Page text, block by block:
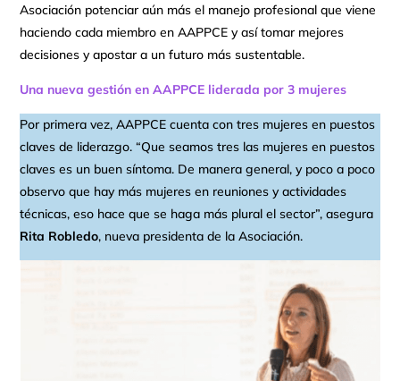
Asociación potenciar aún más el manejo profesional que viene
haciendo cada miembro en AAPPCE y así tomar mejores
decisiones y apostar a un futuro más sustentable.
Una nueva gestión en AAPPCE liderada por 3 mujeres
Por primera vez, AAPPCE cuenta con tres mujeres en puestos
claves de liderazgo. “Que seamos tres las mujeres en puestos
claves es un buen síntoma. De manera general, y poco a poco
observo que hay más mujeres en reuniones y actividades
técnicas, eso hace que se haga más plural el sector”, asegura
Rita Robledo, nueva presidenta de la Asociación.